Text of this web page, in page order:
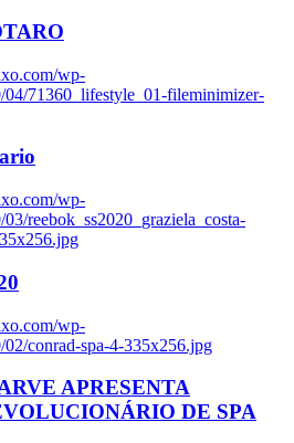
wp-
04/71360_lifestyle_01-fileminimizer-
wp-
reebok_ss2020_graziela_costa-
wp-
02/conrad-spa-4-335x256.jpg
APRESENTA
DE SPA